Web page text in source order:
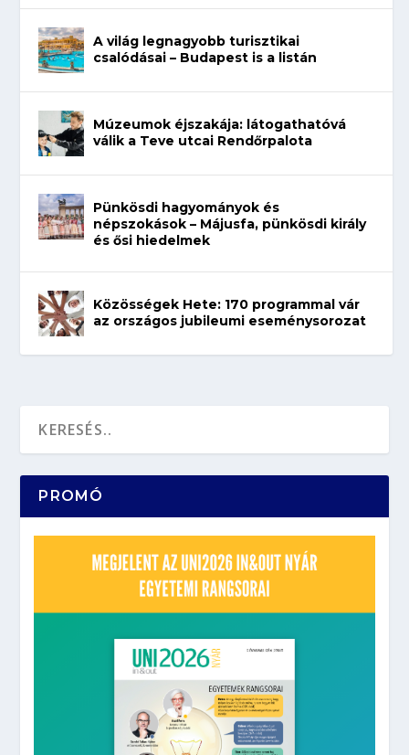
A világ legnagyobb turisztikai
csalódásai – Budapest is a listán
Múzeumok éjszakája: látogathatóvá
válik a Teve utcai Rendőrpalota
Pünkösdi hagyományok és
népszokások – Májusfa, pünkösdi király
és ősi hiedelmek
Közösségek Hete: 170 programmal vár
az országos jubileumi eseménysorozat
PROMÓ